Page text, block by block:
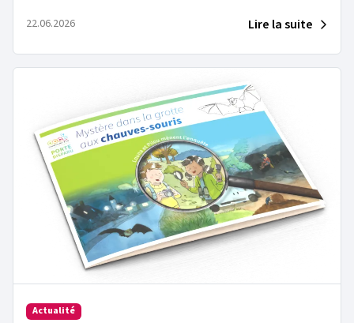
22.06.2026 Lire la suite
Actualité